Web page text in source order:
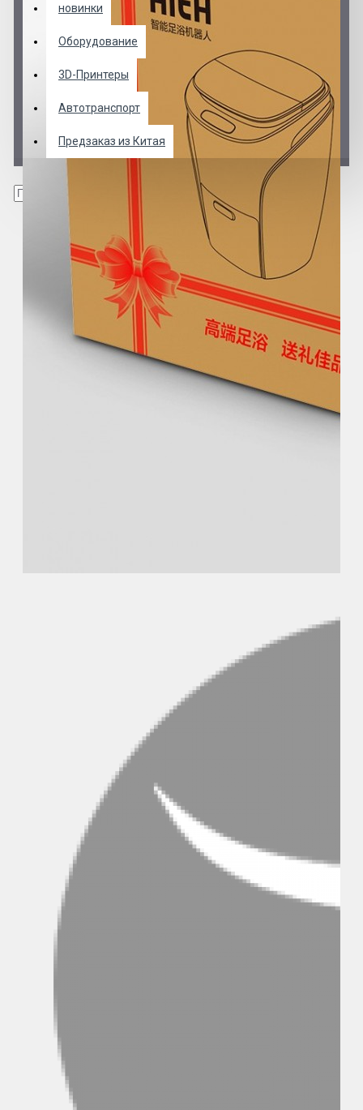
новинки
Оборудование
3D-Принтеры
Автотранспорт
Предзаказ из Китая